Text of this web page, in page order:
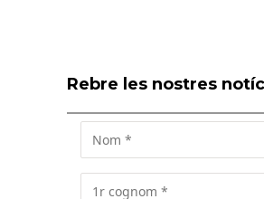
Rebre les nostres